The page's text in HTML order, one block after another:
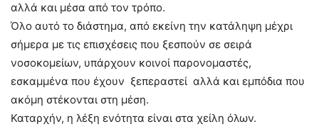
αλλά και μέσα από τον τρόπο.
Όλο αυτό το διάστημα, από εκείνη την κατάληψη μέχρι
σήμερα με τις επισχέσεις που ξεσπούν σε σειρά
νοσοκομείων, υπάρχουν κοινοί παρονομαστές,
εσκαμμένα που έχουν ξεπεραστεί αλλά και εμπόδια που
ακόμη στέκονται στη μέση.
Καταρχήν, η λέξη ενότητα είναι στα χείλη όλων.